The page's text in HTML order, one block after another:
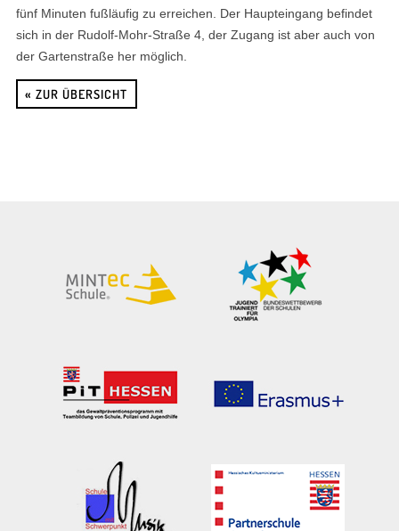
fünf Minuten fußläufig zu erreichen. Der Haupteingang befindet
sich in der Rudolf-Mohr-Straße 4, der Zugang ist aber auch von
der Gartenstraße her möglich.
« ZUR ÜBERSICHT